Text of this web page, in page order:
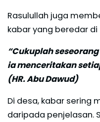
Rasulullah juga
kabar yang beredar
“Cukuplah
ia menceritakan
(HR. Abu Dawud)
Di desa, kabar sering
daripada penjelasan.